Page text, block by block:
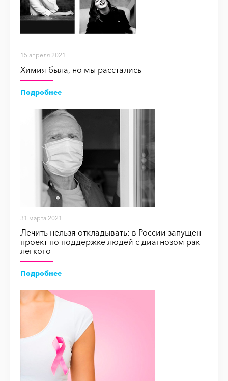
15 апреля 2021
Химия была, но мы расстались
Подробнее
31 марта 2021
Лечить нельзя откладывать: в России запущен
проект по поддержке людей с диагнозом рак
легкого
Подробнее